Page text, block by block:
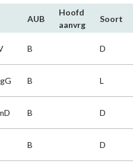
AUB
Hoofd​
aanvrg
Soort
B D
B L
B D
B D